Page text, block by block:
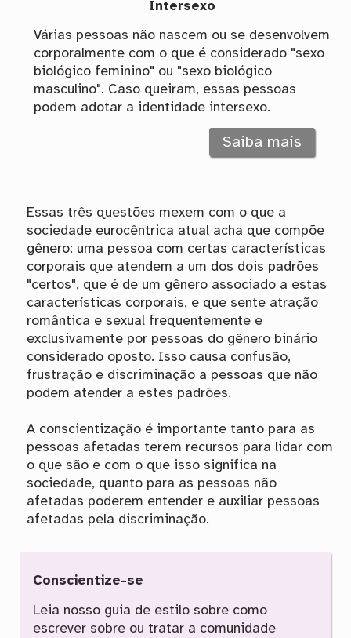
Intersexo
Várias pessoas não nascem ou se desenvolvem
corporalmente com o que é considerado "sexo
biológico feminino" ou "sexo biológico
masculino". Caso queiram, essas pessoas
podem adotar a identidade intersexo.
Saiba mais
Essas três questões mexem com o que a
sociedade eurocêntrica atual acha que compõe
gênero: uma pessoa com certas características
corporais que atendem a um dos dois padrões
"certos", que é de um gênero associado a estas
características corporais, e que sente atração
romântica e sexual frequentemente e
exclusivamente por pessoas do gênero binário
considerado oposto. Isso causa confusão,
frustração e discriminação a pessoas que não
podem atender a estes padrões.
A conscientização é importante tanto para as
pessoas afetadas terem recursos para lidar com
o que são e com o que isso significa na
sociedade, quanto para as pessoas não
afetadas poderem entender e auxiliar pessoas
afetadas pela discriminação.
Conscientize-se
Leia nosso guia de estilo sobre como
escrever sobre ou tratar a comunidade